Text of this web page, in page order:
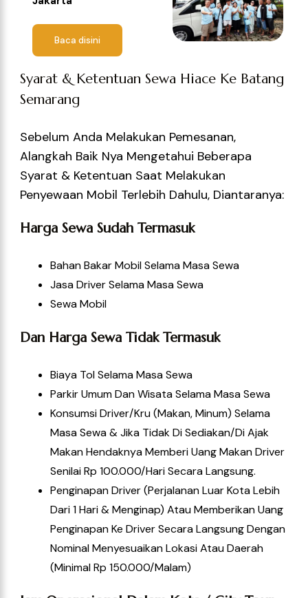
Baca disini
Syarat & Ketentuan Sewa Hiace Ke Batang
Semarang
Sebelum Anda Melakukan Pemesanan,
Alangkah Baik Nya Mengetahui Beberapa
Syarat & Ketentuan Saat Melakukan
Penyewaan Mobil Terlebih Dahulu, Diantaranya:
Harga Sewa Sudah Termasuk
Bahan Bakar Mobil Selama Masa Sewa
Jasa Driver Selama Masa Sewa
Sewa Mobil
Dan Harga Sewa Tidak Termasuk
Biaya Tol Selama Masa Sewa
Parkir Umum Dan Wisata Selama Masa Sewa
Konsumsi Driver/kru (Makan, Minum) Selama
Masa Sewa & Jika Tidak Di Sediakan/di Ajak
Makan Hendaknya Memberi Uang Makan Driver
Senilai Rp 100.000/hari Secara Langsung.
Penginapan Driver (perjalanan Luar Kota Lebih
Dari 1 Hari & Menginap) Atau Memberikan Uang
Penginapan Ke Driver Secara Langsung Dengan
Nominal Menyesuaikan Lokasi Atau Daerah
(Minimal Rp 150.000/Malam)